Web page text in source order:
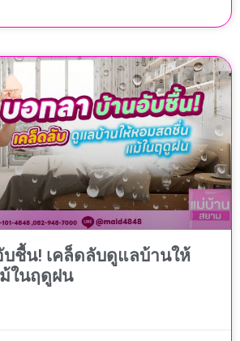
ชื้น! เคล็ดลับดูแลบ้านให้
ในฤดูฝน